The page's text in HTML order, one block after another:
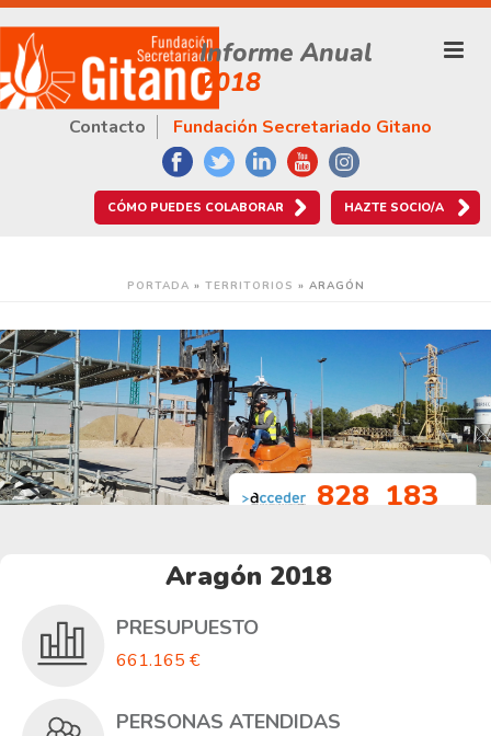
Informe Anual
2018
Contacto Fundación Secretariado Gitano
CÓMO PUEDES COLABORAR HAZTE SOCIO/A
PORTADA » TERRITORIOS » ARAGÓN
828 183
Aragón 2018
PRESUPUESTO
661.165 €
PERSONAS ATENDIDAS